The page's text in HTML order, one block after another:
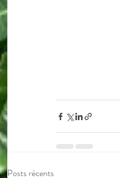
Posts récents